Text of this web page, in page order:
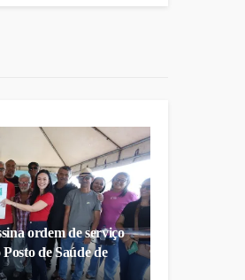
ordem de serviço
de Saúde de